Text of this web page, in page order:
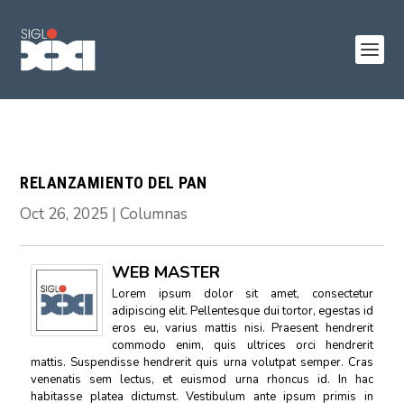
RELANZAMIENTO DEL PAN
Oct 26, 2025 |Columnas
WEB MASTER
Lorem ipsum dolor sit amet, consectetur
adipiscing elit. Pellentesque dui tortor, egestas id
eros eu, varius mattis nisi. Praesent hendrerit
commodo enim, quis ultrices orci hendrerit
mattis. Suspendisse hendrerit quis urna volutpat semper. Cras
venenatis sem lectus, et euismod urna rhoncus id. In hac
habitasse platea dictumst. Vestibulum ante ipsum primis in